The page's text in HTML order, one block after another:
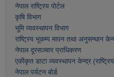
नेपाल राष्ट्रिय पोर्टल
कृषि विभाग
भूमि व्यवस्थापन विभाग
राष्ट्रिय भूकम्प मापन तथा अनुसन्धान
नेपाल दूरसञ्चार प्राधिकरण
एकीकृत डाटा व्यवस्थापन केन्द्र
नेपाल पर्यटन बोर्ड